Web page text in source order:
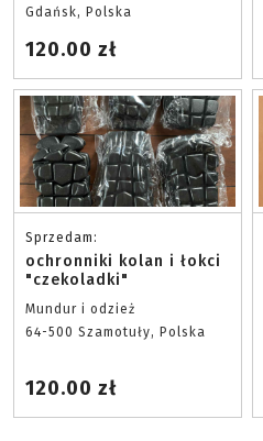
Gdańsk, Polska
120.00 zł
Sprzedam:
ochronniki kolan i łokci
"czekoladki"
Mundur i odzież
64-500 Szamotuły, Polska
120.00 zł